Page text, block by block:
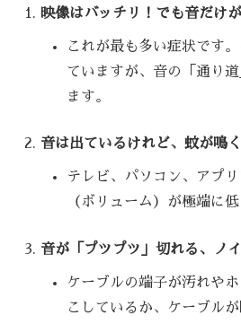
映像はバッチリ！でも音だけが
これが最も多い症状です
ていますが、音の「通り
ます。
音は出ているけれど、蚊が鳴
テレビ、パソコン、アプ
（ボリューム）が極端に
音が「プツプツ」切れる、ノ
ケーブルの端子が汚れや
こしているか、ケーブル